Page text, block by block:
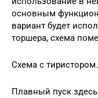
основным
вариант будет
торшера, схема
Схема с тиристором.
Плавный пуск